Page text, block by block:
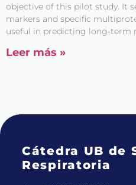
objective of this pilot study. It
markers and specific
useful in predicting long-term
Leer más »
Cátedra UB de
Respiratoria